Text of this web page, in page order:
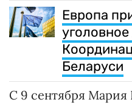
Европа
Беларуси
С 9 сентября Мария